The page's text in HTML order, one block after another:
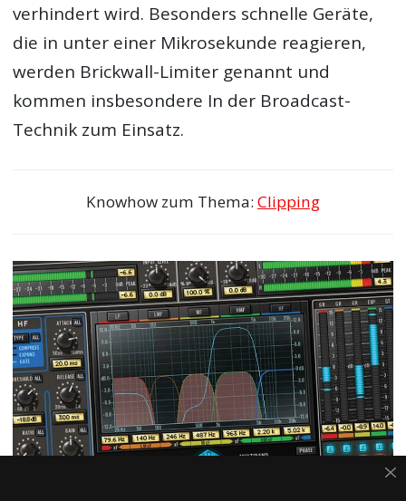
verhindert wird. Besonders schnelle Geräte,
die in unter einer Mikrosekunde reagieren,
werden Brickwall-Limiter genannt und
kommen insbesondere In der Broadcast-
Technik zum Einsatz.
Knowhow zum Thema: Clipping